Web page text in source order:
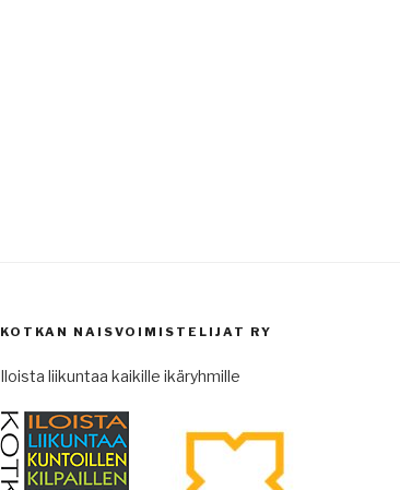
KOTKAN NAISVOIMISTELIJAT RY
Iloista liikuntaa kaikille ikäryhmille